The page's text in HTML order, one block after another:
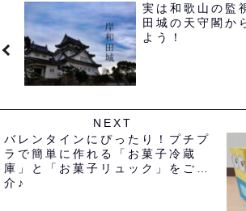
NEXT
バレンタインにぴったり！プチプ
ラで簡単に作れる「お菓子冷蔵
庫」と「お菓子リュック」をご紹
介♪
実は和歌山の監
田城の天守閣か
よう！